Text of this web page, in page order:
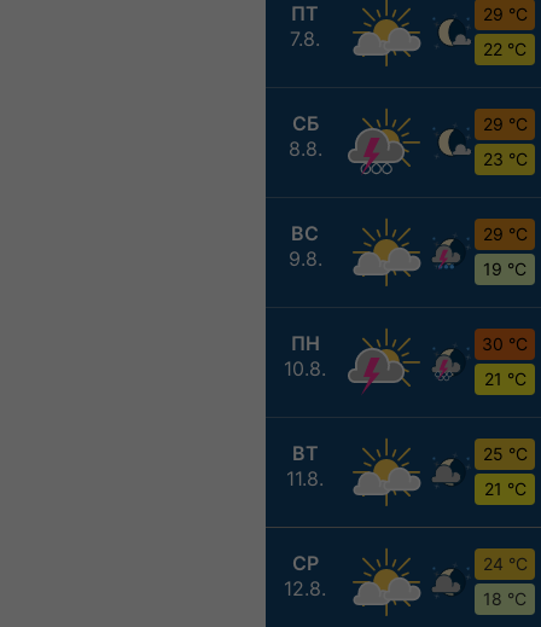
ПТ
7.8.
29 °C
22 °C
СБ
8.8.
29 °C
23 °C
ВС
9.8.
29 °C
19 °C
ПН
10.8.
30 °C
21 °C
ВТ
11.8.
25 °C
21 °C
СР
12.8.
24 °C
18 °C